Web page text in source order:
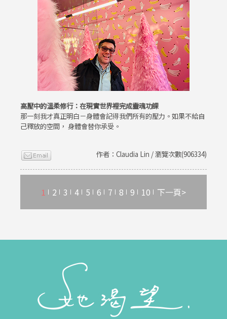
高壓中的溫柔修行：在現實世界裡完成靈魂功課
那一刻我才真正明白－身體會記得我們所有的壓力。如果不給自
己釋放的空間， 身體會替你承受。
作者：Claudia Lin / 瀏覽次數(906334)
1 2 3 4 5 6 7 8 9 10 下一頁>